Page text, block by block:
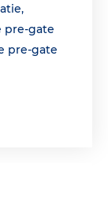
pre-gate
pre-gate